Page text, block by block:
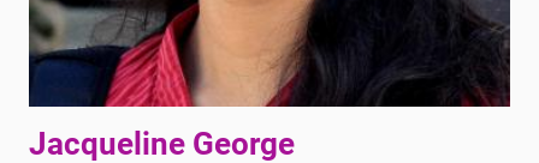
Jacqueline George